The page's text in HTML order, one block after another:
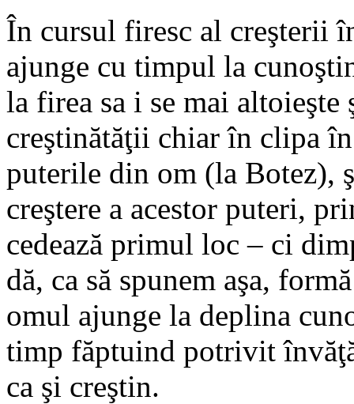
În cursul firesc al creşterii
ajunge cu timpul la
la firea sa i se mai
creştinătăţii chiar în clipa în
puterile din om (la Botez),
creştere a acestor puteri,
cedează primul loc – ci
dă, ca să spunem aşa,
omul ajunge la deplina
timp făptuind potrivit
ca şi creştin.